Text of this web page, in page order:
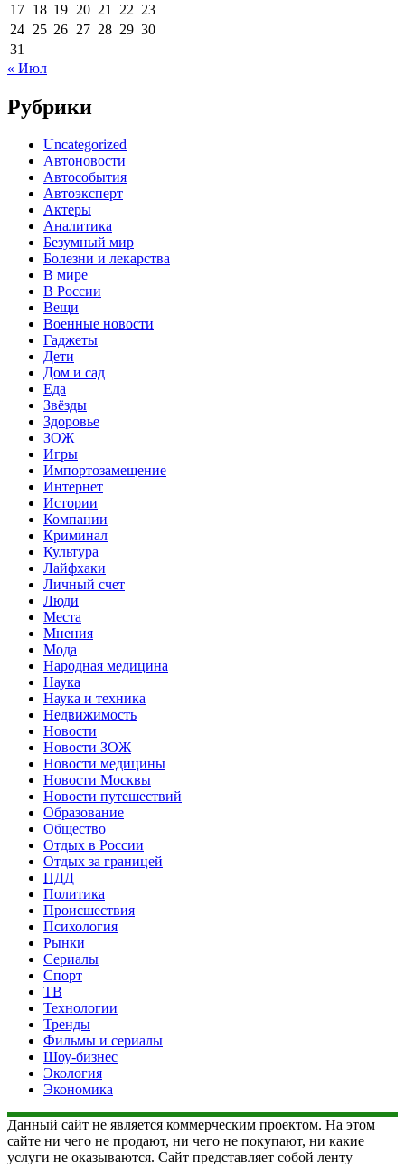
17 18 19 20 21 22 23
24 25 26 27 28 29 30
31
« Июл
Рубрики
Uncategorized
Автоновости
Автособытия
Автоэксперт
Актеры
Аналитика
Безумный мир
Болезни и лекарства
В мире
В России
Вещи
Военные новости
Гаджеты
Дети
Дом и сад
Еда
Звёзды
Здоровье
ЗОЖ
Игры
Импортозамещение
Интернет
Истории
Компании
Криминал
Культура
Лайфхаки
Личный счет
Люди
Места
Мнения
Мода
Народная медицина
Наука
Наука и техника
Недвижимость
Новости
Новости ЗОЖ
Новости медицины
Новости Москвы
Новости путешествий
Образование
Общество
Отдых в России
Отдых за границей
ПДД
Политика
Происшествия
Психология
Рынки
Сериалы
Спорт
ТВ
Технологии
Тренды
Фильмы и сериалы
Шоу-бизнес
Экология
Экономика
Данный сайт не является коммерческим проектом. На этом
сайте ни чего не продают, ни чего не покупают, ни какие
услуги не оказываются. Сайт представляет собой ленту